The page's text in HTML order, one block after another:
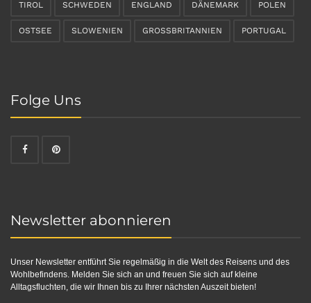
TIROL SCHWEDEN ENGLAND DÄNEMARK POLEN
OSTSEE SLOWENIEN GROSSBRITANNIEN PORTUGAL
Folge Uns
Newsletter abonnieren
Unser Newsletter entführt Sie regelmäßig in die Welt des Reisens und des
Wohlbefindens. Melden Sie sich an und freuen Sie sich auf kleine
Alltagsfluchten, die wir Ihnen bis zu Ihrer nächsten Auszeit bieten!